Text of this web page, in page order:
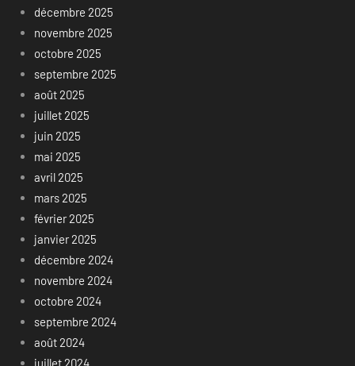
décembre 2025
novembre 2025
octobre 2025
septembre 2025
août 2025
juillet 2025
juin 2025
mai 2025
avril 2025
mars 2025
février 2025
janvier 2025
décembre 2024
novembre 2024
octobre 2024
septembre 2024
août 2024
juillet 2024